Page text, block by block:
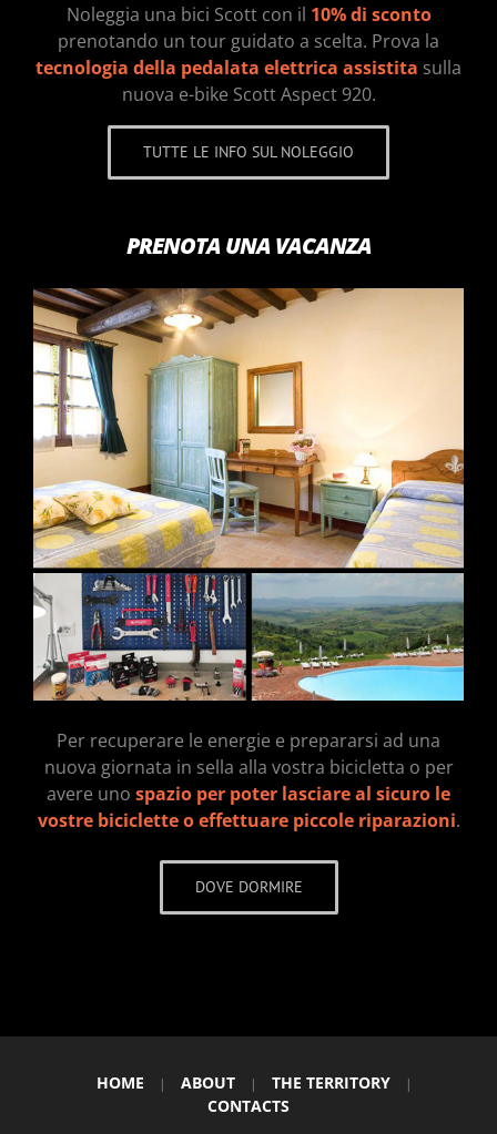
Noleggia una bici Scott con il 10% di sconto
prenotando un tour guidato a scelta. Prova la
tecnologia della pedalata elettrica assistita sulla
nuova e-bike Scott Aspect 920.
TUTTE LE INFO SUL NOLEGGIO
PRENOTA UNA VACANZA
Per recuperare le energie e prepararsi ad una
nuova giornata in sella alla vostra bicicletta o per
avere uno spazio per poter lasciare al sicuro le
vostre biciclette o effettuare piccole riparazioni.
DOVE DORMIRE
HOME | ABOUT | THE TERRITORY |
CONTACTS